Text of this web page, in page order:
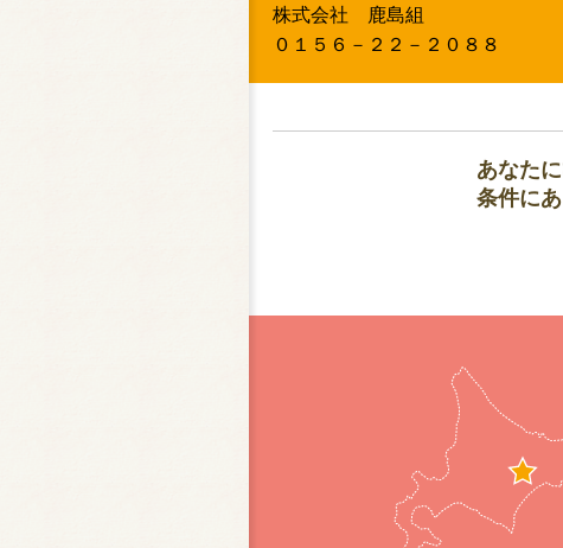
株式会社 鹿島組
０１５６－２２－２０８８
あなた
条件に